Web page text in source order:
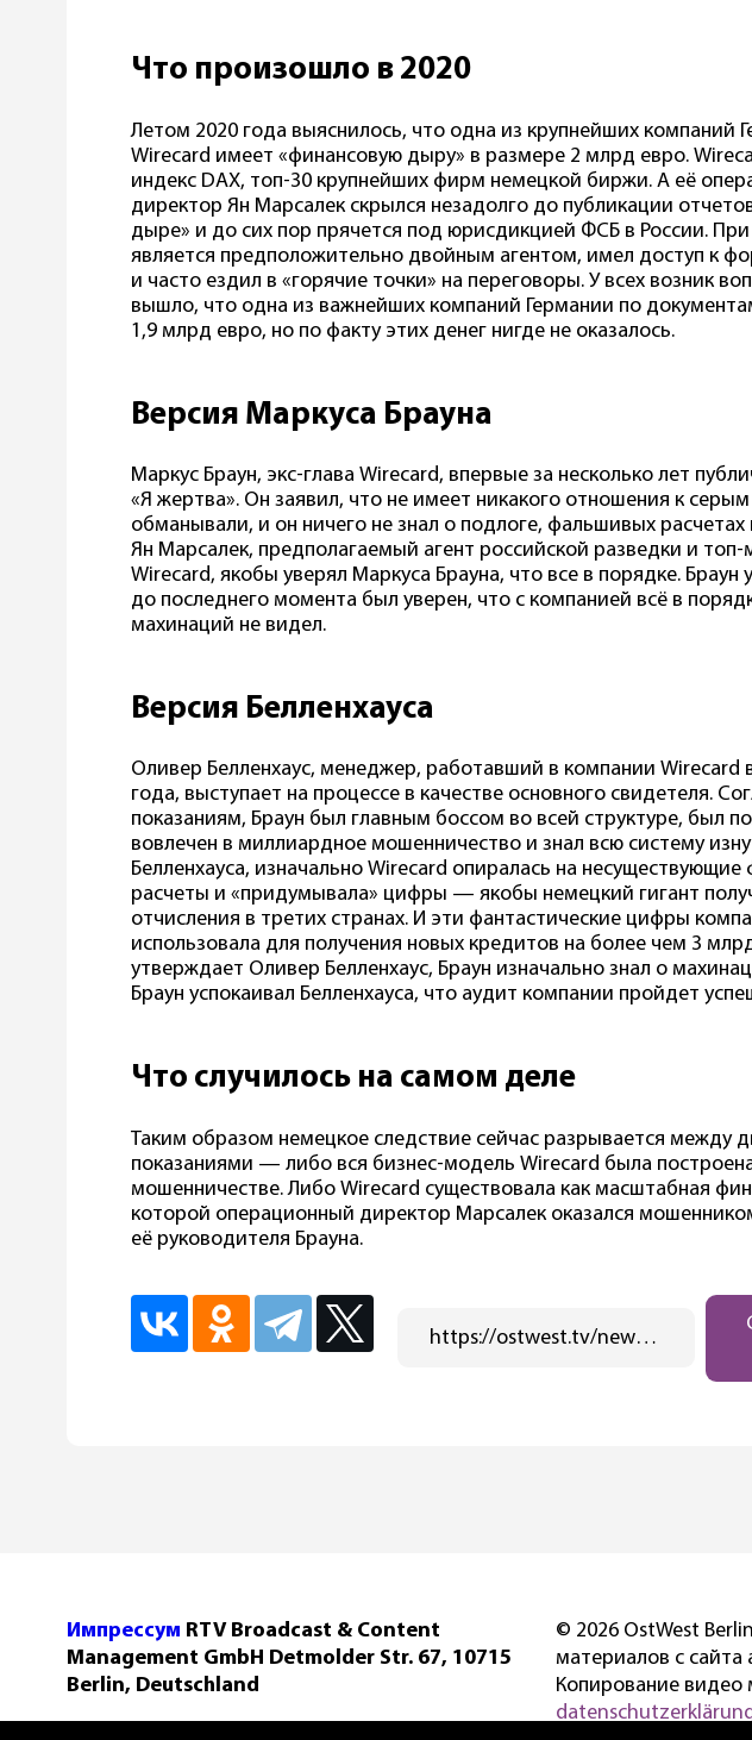
Что произошло в 2020
Летом 2020 года выяснилось, что одна из крупнейших компаний
Wirecard имеет «финансовую дыру» в размере 2 млрд евро.
индекс DAX, топ-30 крупнейших фирм немецкой биржи. А её
директор Ян Марсалек скрылся незадолго до публикации
дыре» и до сих пор прячется под юрисдикцией ФСБ в России.
является предположительно двойным агентом, имел доступ к
и часто ездил в «горячие точки» на переговоры. У всех возник
вышло, что одна из важнейших компаний Германии по
1,9 млрд евро, но по факту этих денег нигде не оказалось.
Версия Маркуса Брауна
Маркус Браун, экс-глава Wirecard, впервые за несколько лет
«Я жертва». Он заявил, что не имеет никакого отношения к
обманывали, и он ничего не знал о подлоге, фальшивых расчетах
Ян Марсалек, предполагаемый агент российской разведки и
Wirecard, якобы уверял Маркуса Брауна, что все в порядке. Браун
до последнего момента был уверен, что с компанией всё в
махинаций не видел.
Версия Белленхауса
Оливер Белленхаус, менеджер, работавший в компании Wirecard
года, выступает на процессе в качестве основного свидетеля.
показаниям, Браун был главным боссом во всей структуре, был
вовлечен в миллиардное мошенничество и знал всю систему
Белленхауса, изначально Wirecard опиралась на
расчеты и «придумывала» цифры — якобы немецкий гигант
отчисления в третих странах. И эти фантастические цифры
использовала для получения новых кредитов на более чем 3
утверждает Оливер Белленхаус, Браун изначально знал о
Браун успокаивал Белленхауса, что аудит компании пройдет
Что случилось на самом деле
Таким образом немецкое следствие сейчас разрывается между
показаниями — либо вся бизнес-модель Wirecard была
мошенничестве. Либо Wirecard существовала как масштабная
которой операционный директор Марсалек оказался
её руководителя Брауна.
https://ostwest.tv/news/byvshie-bossy-wirecard-obvinyajut-drug-druga-v-mahinaciyah/
Импрессум RTV Broadcast & Content
Management GmbH Detmolder Str. 67, 10715
Berlin, Deutschland
© 2026 OstWest
материалов с сайта
Копирование видео